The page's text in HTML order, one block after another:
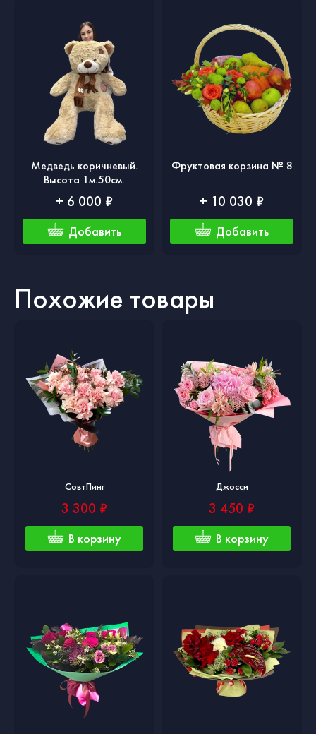
Медведь коричневый.
Высота 1м.50см.
+ 6 000 ₽
Добавить
Фруктовая корзина № 8
+ 10 030 ₽
Добавить
Похожие товары
СовтПинг
3 300 ₽
В корзину
Джосси
3 450 ₽
В корзину